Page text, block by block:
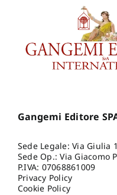
Gangemi Editore
Sede Legale: Via Giulia
Sede Op.: Via Giacomo
P.IVA: 07068861009
Privacy Policy
Cookie Policy